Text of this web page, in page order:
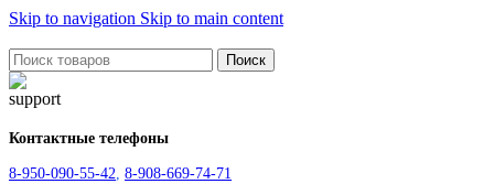
Skip to navigation Skip to main content
Поиск
Контактные телефоны
8-950-090-55-42, 8-908-669-74-71